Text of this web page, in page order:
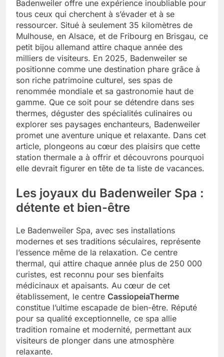
Tout savoir sur les impatiens de
nouvelle guinée : culture et entretien
5 Mois Ago
Quels sont les inconvénients de
l’eucalyptus gunnii pour votre jardin
5 Mois Ago
À partir de quel montant la CAF porte
plainte : comprendre les seuils à
connaître
5 Mois Ago
Découvrir pourquoi des trous dans le
jardin sans monticule apparaissent et
comment les traiter
5 Mois Ago
Badenweiler offre une expérience inoubliable pour
tous ceux qui cherchent à s’évader et à se
ressourcer. Situé à seulement 35 kilomètres de
Mulhouse, en Alsace, et de Fribourg en Brisgau, ce
petit bijou allemand attire chaque année des
milliers de visiteurs. En 2025, Badenweiler se
positionne comme une destination phare grâce à
son riche patrimoine culturel, ses spas de
renommée mondiale et sa gastronomie haut de
gamme. Que ce soit pour se détendre dans ses
thermes, déguster des spécialités culinaires ou
explorer ses paysages enchanteurs, Badenweiler
promet une aventure unique et relaxante. Dans cet
article, plongeons au cœur des plaisirs que cette
station thermale a à offrir et découvrons pourquoi
elle devrait figurer en tête de ta liste de vacances.
Les joyaux du Badenweiler Spa :
détente et bien-être
Le Badenweiler Spa, avec ses installations
modernes et ses traditions séculaires, représente
l’essence même de la relaxation. Ce centre
thermal, qui attire chaque année plus de 250 000
curistes, est reconnu pour ses bienfaits
médicinaux et apaisants. Au cœur de cet
établissement, le centre CassiopeiaTherme
constitue l’ultime escapade de bien-être. Réputé
pour sa qualité exceptionnelle, ce spa allie
tradition romaine et modernité, permettant aux
visiteurs de plonger dans une atmosphère
relaxante.